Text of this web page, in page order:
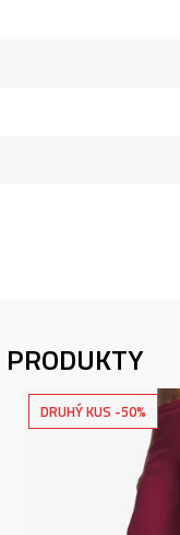
DRUHÝ KUS -50%